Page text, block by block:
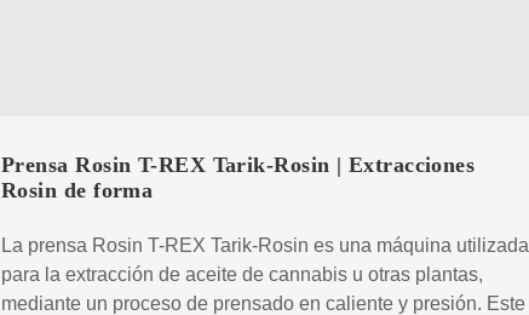
Prensa Rosin T-REX Tarik-Rosin | Extracciones
Rosin de forma
La prensa Rosin T-REX Tarik-Rosin es una máquina utilizada
para la extracción de aceite de cannabis u otras plantas,
mediante un proceso de prensado en caliente y presión. Este